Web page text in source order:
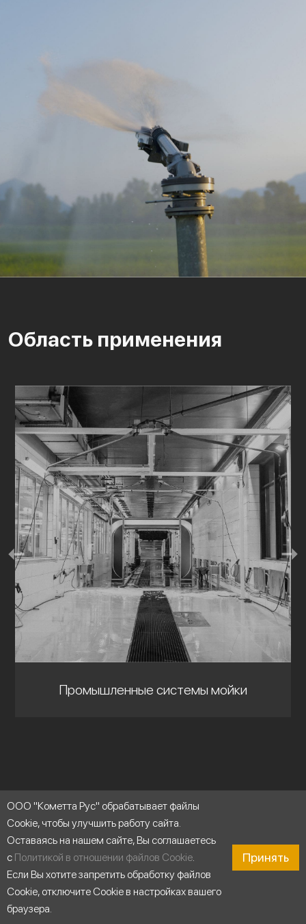
Область применения
Промышленные системы мойки
Продукты
Многоступенчатые горизонтальные насосы
ООО "Кометта Рус" обрабатывает файлы
Cookie, чтобы улучшить работу сайта.
Оставаясь на нашем сайте, Вы соглашаетесь
с Политикой в отношении файлов Cookie.
Если Вы хотите запретить обработку файлов
Cookie, отключите Cookie в настройках вашего
браузера.
Принять